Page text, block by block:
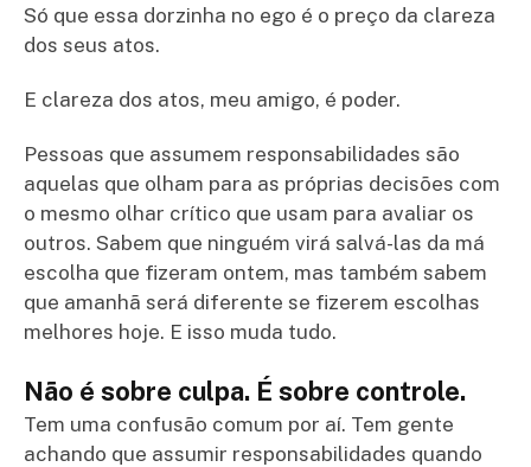
Só que essa dorzinha no ego é o preço da clareza
dos seus atos.
E clareza dos atos, meu amigo, é poder.
Pessoas que assumem responsabilidades são
aquelas que olham para as próprias decisões com
o mesmo olhar crítico que usam para avaliar os
outros. Sabem que ninguém virá salvá-las da má
escolha que fizeram ontem, mas também sabem
que amanhã será diferente se fizerem escolhas
melhores hoje. E isso muda tudo.
Não é sobre culpa. É sobre controle.
Tem uma confusão comum por aí. Tem gente
achando que assumir responsabilidades quando